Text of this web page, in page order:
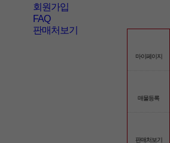
회원가입
FAQ
판매처보기
마이페이지
매물등록
판매처보기